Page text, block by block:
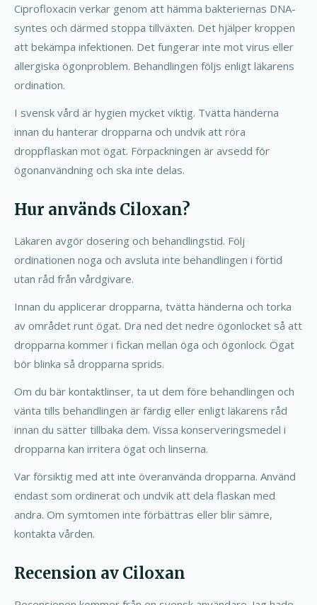
Ciprofloxacin verkar genom att hämma bakteriernas DNA-
syntes och därmed stoppa tillväxten. Det hjälper kroppen
att bekämpa infektionen. Det fungerar inte mot virus eller
allergiska ögonproblem. Behandlingen följs enligt läkarens
ordination.
I svensk vård är hygien mycket viktig. Tvätta händerna
innan du hanterar dropparna och undvik att röra
droppflaskan mot ögat. Förpackningen är avsedd för
ögonanvändning och ska inte delas.
Hur används Ciloxan?
Läkaren avgör dosering och behandlingstid. Följ
ordinationen noga och avsluta inte behandlingen i förtid
utan råd från vårdgivare.
Innan du applicerar dropparna, tvätta händerna och torka
av området runt ögat. Dra ned det nedre ögonlocket så att
dropparna kommer i fickan mellan öga och ögonlock. Ögat
bör blinka så dropparna sprids.
Om du bär kontaktlinser, ta ut dem före behandlingen och
vänta tills behandlingen är färdig eller enligt läkarens råd
innan du sätter tillbaka dem. Vissa konserveringsmedel i
dropparna kan irritera ögat och linserna.
Var försiktig med att inte överanvända dropparna. Använd
endast som ordinerat och undvik att dela flaskan med
andra. Om symtomen inte förbättras eller blir sämre,
kontakta vården.
Recension av Ciloxan